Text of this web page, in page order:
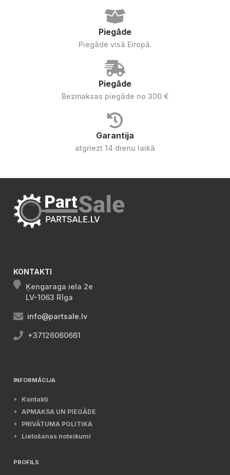
Piegāde
Piegāde visā Eiropā.
Piegāde
Bezmaksas piegāde no 300 €
Garantija
atgriezt 14 dienu laikā
KONTAKTI
Ķengaraga iela 2e
LV-1063 Rīga
info@partsale.lv
+37126060661
INFORMĀCIJA
Kontakti
APMAKSA UN PIEGĀDE
PRIVĀTUMA POLITIKA
Lietošanas noteikumi
PROFILS